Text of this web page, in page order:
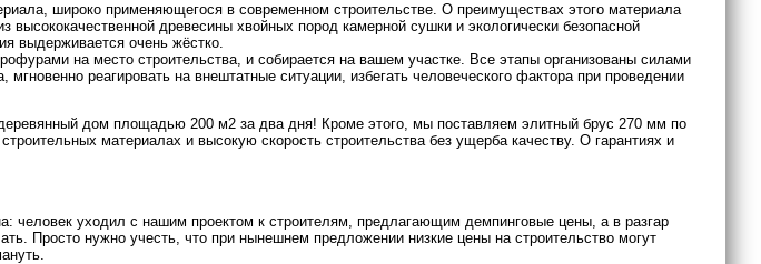
широко применяющегося в современном строительстве. О преимуществах этого материала
древесины хвойных пород камерной сушки и экологически безопасной
выдерживается очень жёстко.
на место строительства, и собирается на вашем участке. Все этапы организованы силами
реагировать на внештатные ситуации, избегать человеческого фактора при проведении
дом площадью 200 м2 за два дня! Кроме этого, мы поставляем элитный брус 270 мм по
материалах и высокую скорость строительства без ущерба качеству. О гарантиях и
уходил с нашим проектом к строителям, предлагающим демпинговые цены, а в разгар
Просто нужно учесть, что при нынешнем предложении низкие цены на строительство могут